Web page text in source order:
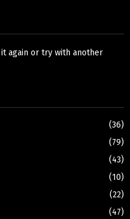
again or try with another
(36)
(79)
(43)
(10)
(22)
(47)